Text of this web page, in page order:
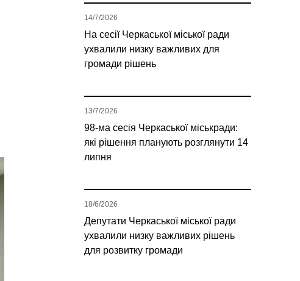
На сесії Черкаської міської ради
ухвалили низку важливих для
громади рішень
14/7/2026
98-ма сесія Черкаської міськради:
які рішення планують розглянути 14
липня
13/7/2026
Депутати Черкаської міської ради
ухвалили низку важливих рішень
для розвитку громади
18/6/2026